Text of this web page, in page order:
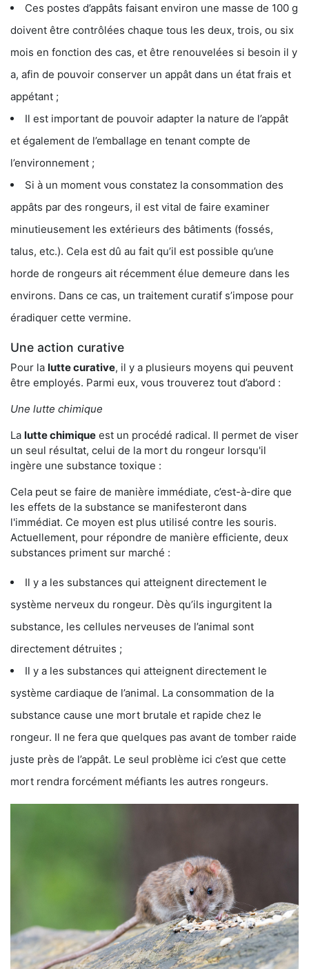
Ces postes d’appâts faisant environ une masse de 100 g
doivent être contrôlées chaque tous les deux, trois, ou six
mois en fonction des cas, et être renouvelées si besoin il y
a, afin de pouvoir conserver un appât dans un état frais et
appétant ;
Il est important de pouvoir adapter la nature de l’appât
et également de l’emballage en tenant compte de
l’environnement ;
Si à un moment vous constatez la consommation des
appâts par des rongeurs, il est vital de faire examiner
minutieusement les extérieurs des bâtiments (fossés,
talus, etc.). Cela est dû au fait qu’il est possible qu’une
horde de rongeurs ait récemment élue demeure dans les
environs. Dans ce cas, un traitement curatif s’impose pour
éradiquer cette vermine.
Une action curative
Pour la lutte curative, il y a plusieurs moyens qui peuvent
être employés. Parmi eux, vous trouverez tout d’abord :
Une lutte chimique
La lutte chimique est un procédé radical. Il permet de viser
un seul résultat, celui de la mort du rongeur lorsqu'il
ingère une substance toxique :
Cela peut se faire de manière immédiate, c’est-à-dire que
les effets de la substance se manifesteront dans
l'immédiat. Ce moyen est plus utilisé contre les souris.
Actuellement, pour répondre de manière efficiente, deux
substances priment sur marché :
Il y a les substances qui atteignent directement le
système nerveux du rongeur. Dès qu’ils ingurgitent la
substance, les cellules nerveuses de l’animal sont
directement détruites ;
Il y a les substances qui atteignent directement le
système cardiaque de l’animal. La consommation de la
substance cause une mort brutale et rapide chez le
rongeur. Il ne fera que quelques pas avant de tomber raide
juste près de l’appât. Le seul problème ici c’est que cette
mort rendra forcément méfiants les autres rongeurs.